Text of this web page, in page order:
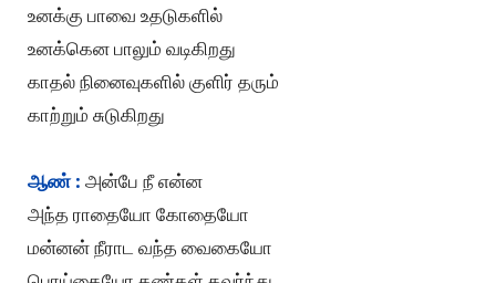
உனக்கு பாவை உதடுகளில்
உனக்கென பாலும் வடிகிறது
காதல் நினைவுகளில் குளிர் தரும்
காற்றும் சுடுகிறது
ஆண் : அன்பே நீ என்ன
அந்த ராதையோ கோதையோ
மன்னன் நீராட வந்த வைகையோ